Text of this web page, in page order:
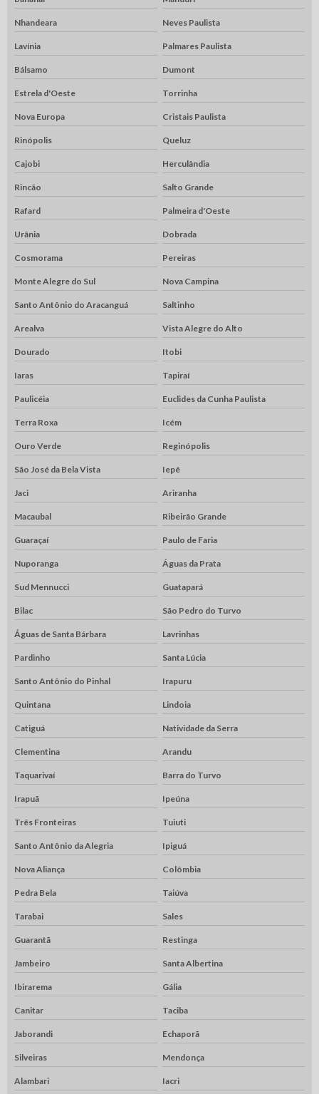
Nhandeara Neves Paulista
Lavínia Palmares Paulista
Bálsamo Dumont
Estrela d'Oeste Torrinha
Nova Europa Cristais Paulista
Rinópolis Queluz
Cajobi Herculândia
Rincão Salto Grande
Rafard Palmeira d'Oeste
Urânia Dobrada
Cosmorama Pereiras
Monte Alegre do Sul Nova Campina
Santo Antônio do Aracanguá Saltinho
Arealva Vista Alegre do Alto
Dourado Itobi
Iaras Tapiraí
Paulicéia Euclides da Cunha Paulista
Terra Roxa Icém
Ouro Verde Reginópolis
São José da Bela Vista Iepê
Jaci Ariranha
Macaubal Ribeirão Grande
Guaraçaí Paulo de Faria
Nuporanga Águas da Prata
Sud Mennucci Guatapará
Bilac São Pedro do Turvo
Águas de Santa Bárbara Lavrinhas
Pardinho Santa Lúcia
Santo Antônio do Pinhal Irapuru
Quintana Lindoia
Catiguá Natividade da Serra
Clementina Arandu
Taquarivaí Barra do Turvo
Irapuã Ipeúna
Três Fronteiras Tuiuti
Santo Antônio da Alegria Ipiguá
Nova Aliança Colômbia
Pedra Bela Taiúva
Tarabai Sales
Guarantã Restinga
Jambeiro Santa Albertina
Ibirarema Gália
Canitar Taciba
Jaborandi Echaporã
Silveiras Mendonça
Alambari Iacri